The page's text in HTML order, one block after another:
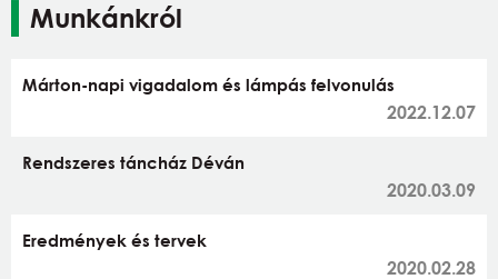
Munkánkról
Márton-napi vigadalom és lámpás felvonulás
2022.12.07
Rendszeres táncház Déván
2020.03.09
Eredmények és tervek
2020.02.28